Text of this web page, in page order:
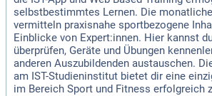
selbstbestimmtes Lernen. Die
vermitteln praxisnahe sportbezogene
Einblicke von Expert:innen. Hier kannst
überprüfen, Geräte und Übungen
anderen Auszubildenden austauschen.
am IST-Studieninstitut bietet dir eine
im Bereich Sport und Fitness erfolgreich